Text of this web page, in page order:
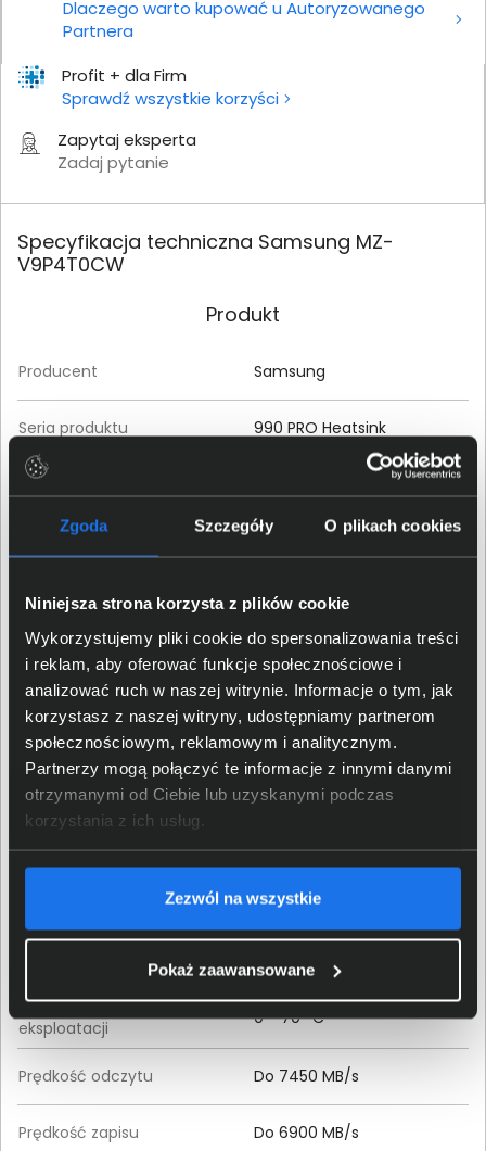
Zgoda Szczegóły O plikach cookies
Niniejsza strona korzysta z plików cookie
Wykorzystujemy pliki cookie do spersonalizowania treści
i reklam, aby oferować funkcje społecznościowe i
analizować ruch w naszej witrynie. Informacje o tym, jak
korzystasz z naszej witryny, udostępniamy partnerom
społecznościowym, reklamowym i analitycznym.
Partnerzy mogą połączyć te informacje z innymi danymi
otrzymanymi od Ciebie lub uzyskanymi podczas
korzystania z ich usług.
Zezwól na wszystkie
Pokaż zaawansowane
Profit + dla Firm
Sprawdź wszystkie korzyści
Zapytaj eksperta
Zadaj pytanie
Dlaczego warto kupować u Autoryzowanego
Partnera
Specyfikacja techniczna Samsung MZ-
V9P4T0CW
Produkt
Producent Samsung
Seria produktu 990 PRO Heatsink
Model produktu
EAN / GTIN-13 8806094946857
Przeznaczenie
Desktop, Gaming, Notebook,
Typ dysku SSD
Rozmiar dysku 22 x 80 mm
Pojemność dysku
podstawowego
4000 GB
Interfejs dysku M.2 (PCIe/NVMe Gen 4)
2400 TB
Pobór mocy (spoczynek)
Zakres temperatur podczas
eksploatacji
0 - 70 °C
Prędkość odczytu Do 7450 MB/s
Prędkość zapisu Do 6900 MB/s